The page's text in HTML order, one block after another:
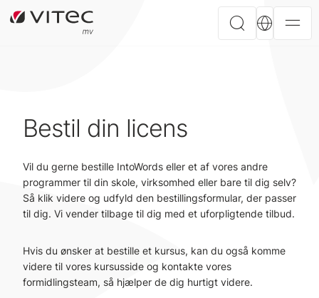
Bestil din licens
Vil du gerne bestille IntoWords eller et af vores andre
programmer til din skole, virksomhed eller bare til dig selv?
Så klik videre og udfyld den bestillingsformular, der passer
til dig. Vi vender tilbage til dig med et uforpligtende tilbud.
Hvis du ønsker at bestille et kursus, kan du også komme
videre til vores kursusside og kontakte vores
formidlingsteam, så hjælper de dig hurtigt videre.